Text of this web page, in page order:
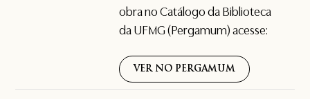
obra no Catálogo da Biblioteca
da UFMG (Pergamum) acesse:
VER NO PERGAMUM